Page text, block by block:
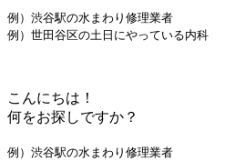
例）渋谷駅の水まわり修理業者
例）世田谷区の土日にやっている内科
こんにちは！
何をお探しですか？
例）渋谷駅の水まわり修理業者